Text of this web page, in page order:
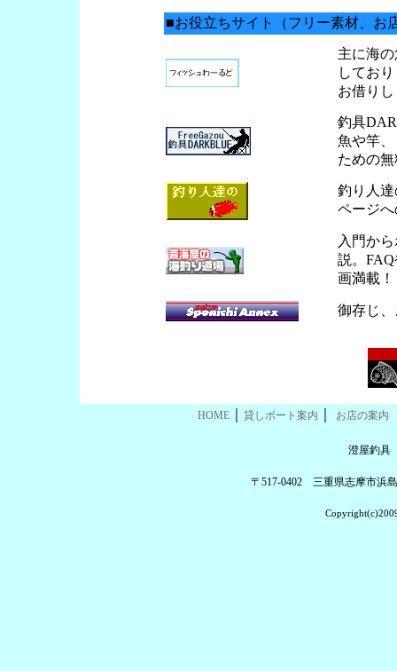
■お役立ちサイト（フリー素材、お
主に海
してお
お借り
釣具
魚や竿
ための
釣り人
ページ
入門か
説。
画満載！
御存じ
HOME｜ 貸しボート案内 お店の案内
澄屋釣具
〒517-0402 三重県志摩市浜